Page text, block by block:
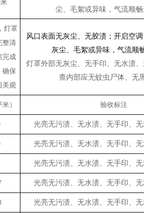
尘、毛絮或异味，气流顺畅
灯罩
整清
完成
确保
美观
风口表面无灰尘、无胶渍；开启空
灰尘、毛絮或异味，气流顺
灯罩外部无灰尘、无手印、无水渍
查内部应无蚊虫尸体、无
） 验收标注
光亮无污渍、无水渍、无手印、
光亮无污渍、无水渍、无手印、
光亮无污渍、无水渍、无手印、
光亮无污渍、无水渍、无手印、
光亮无污渍、无水渍、无手印、